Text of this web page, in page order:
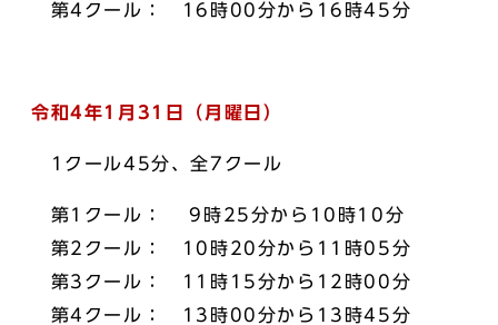
第4クール： 16時00分から16時45分
令和4年1月31日（月曜日）
1クール45分、全7クール
第1クール： 9時25分から10時10分
第2クール： 10時20分から11時05分
第3クール： 11時15分から12時00分
第4クール： 13時00分から13時45分